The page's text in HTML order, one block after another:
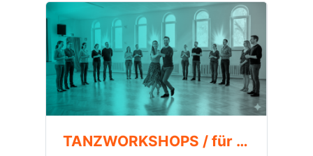
können. Darüber hinaus gibt es
jedes Jahr auch traditionelle
Tanzveranstaltungen wie den Tanz
in den Mai, das Sommerfest, das
Herbstfest, den Adventstanztee
und den festlichen Jahresball.
TANZWORKSHOPS / für Mitglieder